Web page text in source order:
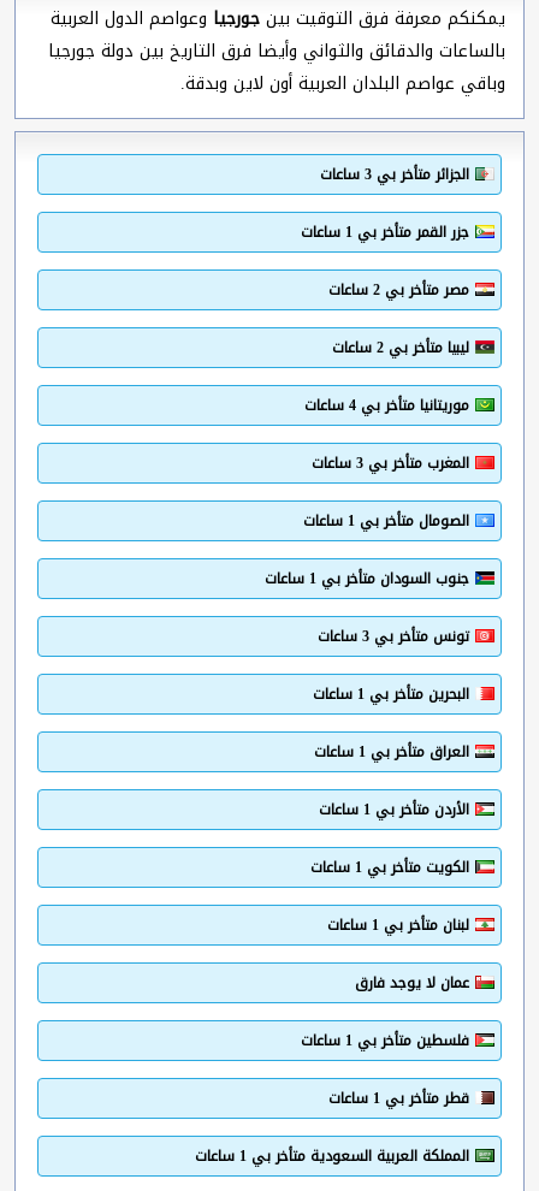
يمكنكم معرفة فرق التوقيت بينجورجيا وعواصم الدول العربية
بالساعات والدقائق والثواني وأيضا فرق التاريخ بين دولة جورجيا
وباقي عواصم البلدان العربية أون لاين وبدقة.
الجزائر متأخر بي 3 ساعات
جزر القمر متأخر بي 1 ساعات
مصر متأخر بي 2 ساعات
ليبيا متأخر بي 2 ساعات
موريتانيا متأخر بي 4 ساعات
المغرب متأخر بي 3 ساعات
الصومال متأخر بي 1 ساعات
جنوب السودان متأخر بي 1 ساعات
تونس متأخر بي 3 ساعات
البحرين متأخر بي 1 ساعات
العراق متأخر بي 1 ساعات
الأردن متأخر بي 1 ساعات
الكويت متأخر بي 1 ساعات
لبنان متأخر بي 1 ساعات
عمان لا يوجد فارق
فلسطين متأخر بي 1 ساعات
قطر متأخر بي 1 ساعات
المملكة العربية السعودية متأخر بي 1 ساعات